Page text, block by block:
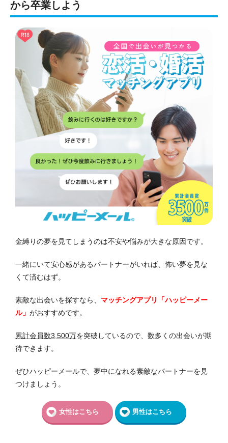
から卒業しよう
金縛りの夢を見てしまうのは不安や悩みが大きな原因です。
一緒にいて安心感があるパートナーがいれば、怖い夢を見な
くて済むはず。
素敵な出会いを探すなら、 マッチングアプリ「ハッピーメー
ル」 がおすすめです。
累計会員数3,500万を突破しているので、数多くの出会いが期
待できます。
ぜひハッピーメールで、夢中になれる素敵なパートナーを見
つけましょう。
女性はこちら 男性はこちら